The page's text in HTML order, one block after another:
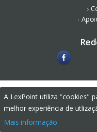
A LexPoint utiliza "cookies"
melhor experiência de
Mais informação